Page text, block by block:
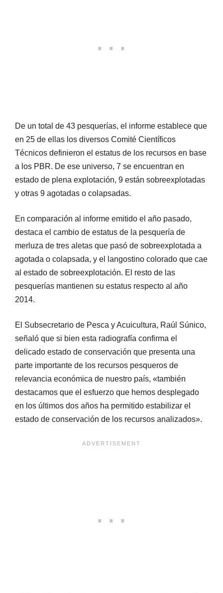
De un total de 43 pesquerías, el informe establece que
en 25 de ellas los diversos Comité Científicos
Técnicos definieron el estatus de los recursos en base
a los PBR. De ese universo, 7 se encuentran en
estado de plena explotación, 9 están sobreexplotadas
y otras 9 agotadas o colapsadas.
En comparación al informe emitido el año pasado,
destaca el cambio de estatus de la pesquería de
merluza de tres aletas que pasó de sobreexplotada a
agotada o colapsada, y el langostino colorado que cae
al estado de sobreexplotación. El resto de las
pesquerías mantienen su estatus respecto al año
2014.
El Subsecretario de Pesca y Acuicultura, Raúl Súnico,
señaló que si bien esta radiografía confirma el
delicado estado de conservación que presenta una
parte importante de los recursos pesqueros de
relevancia económica de nuestro país, «también
destacamos que el esfuerzo que hemos desplegado
en los últimos dos años ha permitido estabilizar el
estado de conservación de los recursos analizados».